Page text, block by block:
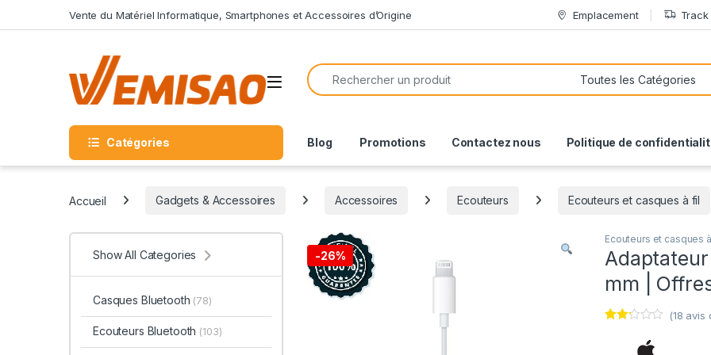
Vente du Matériel Informatique, Smartphones et Accessoires d’Origine Emplacement
Open
Search for:
Catégories Blog Promotions Contactez nous Politique de
Accueil Gadgets & Accessoires Accessoires Ecouteurs Ecouteurs et casques à fil
-26%
Ecouteurs et casques
mm |
(18 avis
Show All Categories
Casques Bluetooth (78)
Ecouteurs Bluetooth (103)